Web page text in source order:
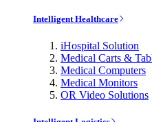
Intelligent Healthcare
iHospital Solution
Medical Carts &
Medical Computers
Medical Monitors
OR Video Solutions